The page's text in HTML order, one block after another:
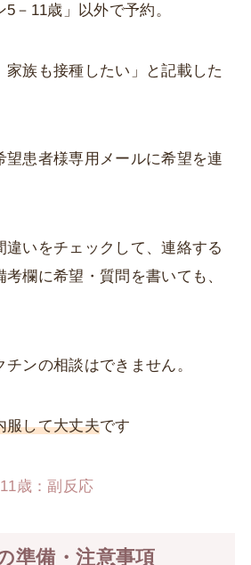
5－11歳」以外で予約。
家族も接種したい」と記載した
望患者様専用メールに希望を連
違いをチェックして、連絡する
欄に希望・質問を書いても、
ンの相談はできません。
服して大丈夫です
歳：副反応
準備・注意事項